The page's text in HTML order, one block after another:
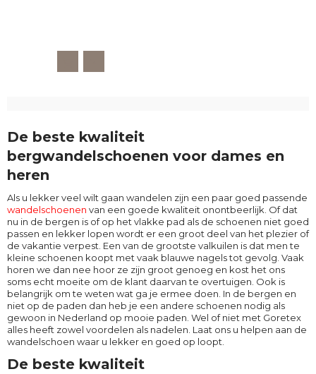
De beste kwaliteit
bergwandelschoenen voor dames en
heren
Als u lekker veel wilt gaan wandelen zijn een paar goed passende
wandelschoenen van een goede kwaliteit onontbeerlijk. Of dat
nu in de bergen is of op het vlakke pad als de schoenen niet goed
passen en lekker lopen wordt er een groot deel van het plezier of
de vakantie verpest. Een van de grootste valkuilen is dat men te
kleine schoenen koopt met vaak blauwe nagels tot gevolg. Vaak
horen we dan nee hoor ze zijn groot genoeg en kost het ons
soms echt moeite om de klant daarvan te overtuigen. Ook is
belangrijk om te weten wat ga je ermee doen. In de bergen en
niet op de paden dan heb je een andere schoenen nodig als
gewoon in Nederland op mooie paden. Wel of niet met Goretex
alles heeft zowel voordelen als nadelen. Laat ons u helpen aan de
wandelschoen waar u lekker en goed op loopt.
De beste kwaliteit